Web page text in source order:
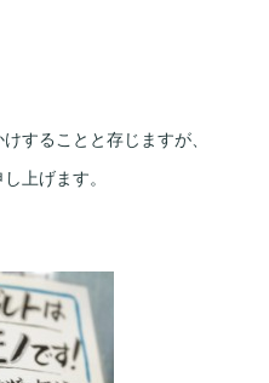
することと存じますが、
上げます。